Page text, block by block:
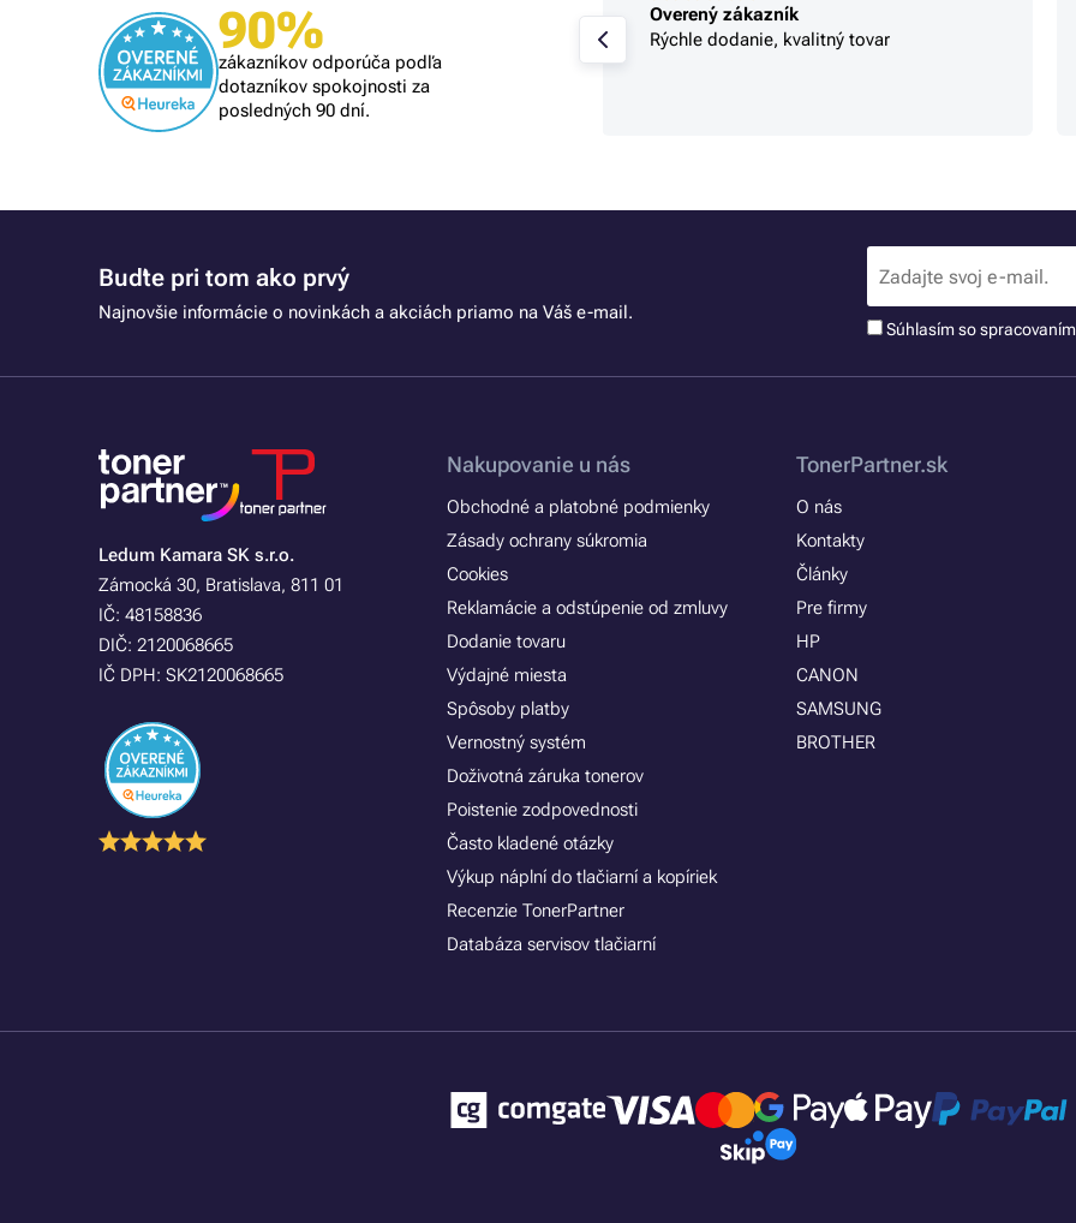
90%
zákazníkov odporúča podľa
dotazníkov spokojnosti za
posledných 90 dní.
Overený zákazník
rýchle vybavenie
Overený zákazník
Rýchle dodanie, kvalitný tovar
Buďte pri tom ako prvý
Najnovšie informácie o novinkách a akciách priamo na Váš e-mail.
Súhlasím so spracovaním
Ledum Kamara SK s.r.o.
Zámocká 30, Bratislava, 811 01
IČ: 48158836
DIČ: 2120068665
IČ DPH: SK2120068665
Nakupovanie u nás
Obchodné a platobné podmienky
Zásady ochrany súkromia
Cookies
Reklamácie a odstúpenie od zmluvy
Dodanie tovaru
Výdajné miesta
Spôsoby platby
Vernostný systém
Doživotná záruka tonerov
Poistenie zodpovednosti
Často kladené otázky
Výkup náplní do tlačiarní a kopíriek
Recenzie TonerPartner
Databáza servisov tlačiarní
TonerPartner.sk
O nás
Kontakty
Články
Pre firmy
HP
CANON
SAMSUNG
BROTHER